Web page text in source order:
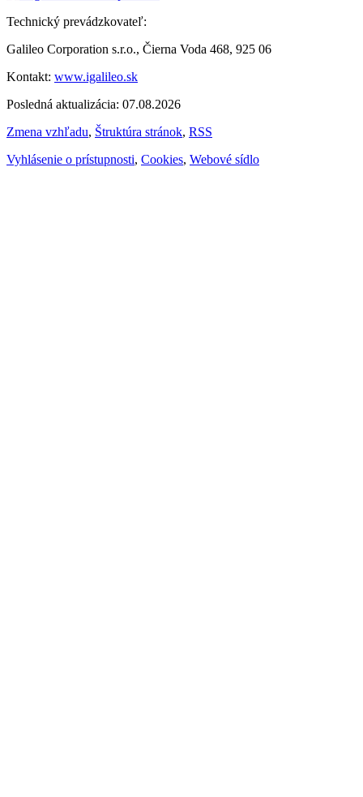
Technický prevádzkovateľ:
Galileo Corporation s.r.o., Čierna Voda 468, 925 06
Kontakt: www.igalileo.sk
Posledná aktualizácia: 07.08.2026
Zmena vzhľadu, Štruktúra stránok, RSS
Vyhlásenie o prístupnosti, Cookies, Webové sídlo